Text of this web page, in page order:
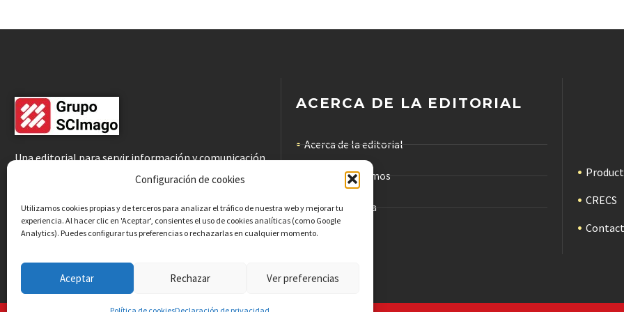
Configuración de cookies
Utilizamos cookies propias y de terceros para analizar el tráfico de nuestra web y mejorar tu
experiencia. Al hacer clic en 'Aceptar', consientes el uso de cookies analíticas (como Google
Analytics). Puedes configurar tus preferencias o rechazarlas en cualquier momento.
Aceptar Rechazar Ver preferencias
Una editorial para servir información y comunicación
científicas de calidad a la comunidad académica
ACERCA DE LA EDITORIAL
Acerca de la editorial
Cómo trabajamos
Código de ética
Publicidad
CRECS